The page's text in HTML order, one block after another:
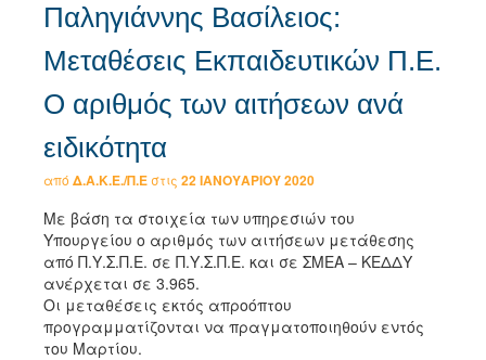
Παληγιάννης Βασίλειος:
Μεταθέσεις Εκπαιδευτικών Π.Ε.
Ο αριθμός των αιτήσεων ανά
ειδικότητα
από Δ.Α.Κ.Ε./Π.Εστις 22 ΙΑΝΟΥΑΡΊΟΥ 2020
Με βάση τα στοιχεία των υπηρεσιών του
Υπουργείου ο αριθμός των αιτήσεων μετάθεσης
από Π.Υ.Σ.Π.Ε. σε Π.Υ.Σ.Π.Ε. και σε ΣΜΕΑ – ΚΕΔΔΥ
ανέρχεται σε 3.965.
Οι μεταθέσεις εκτός απροόπτου
προγραμματίζονται να πραγματοποιηθούν εντός
του Μαρτίου.